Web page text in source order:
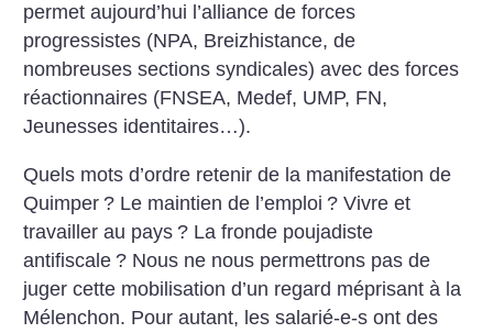
permet aujourd’hui l’alliance de forces
progressistes (NPA, Breizhistance, de
nombreuses sections syndicales) avec des forces
réactionnaires (FNSEA, Medef, UMP, FN,
Jeunesses identitaires…).
Quels mots d’ordre retenir de la manifestation de
Quimper ? Le maintien de l’emploi ? Vivre et
travailler au pays ? La fronde poujadiste
antifiscale ? Nous ne nous permettrons pas de
juger cette mobilisation d’un regard méprisant à la
Mélenchon. Pour autant, les salarié-e-s ont des